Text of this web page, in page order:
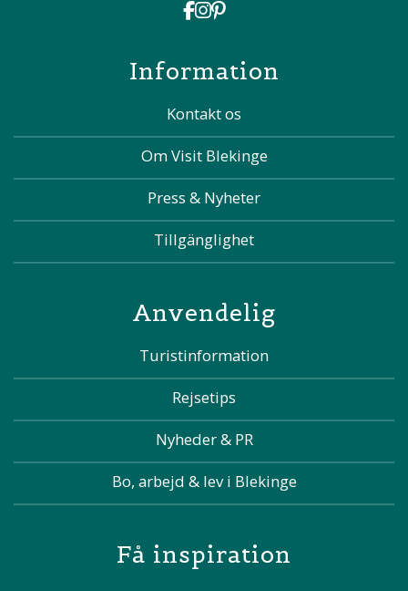
Information
Kontakt os
Om Visit Blekinge
Press & Nyheter
Tillgänglighet
Anvendelig
Turistinformation
Rejsetips
Nyheder & PR
Bo, arbejd & lev i Blekinge
Få inspiration